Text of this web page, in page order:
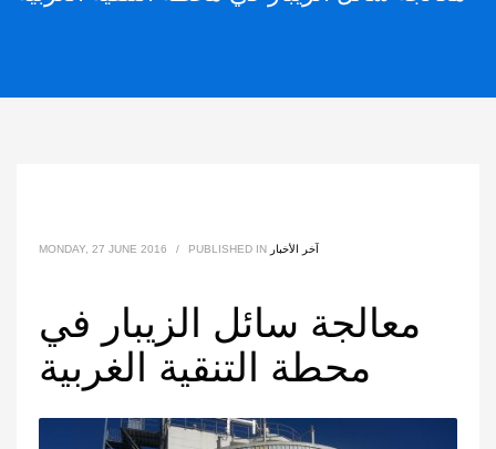
MONDAY, 27 JUNE 2016 / PUBLISHED IN آخر الأخبار
معالجة سائل الزيبار في
محطة التنقية الغربية